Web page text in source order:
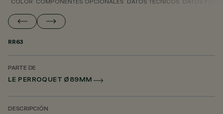
RR63
PARTE DE
LE PERROQUET Ø89MM
DESCRIPCIÓN